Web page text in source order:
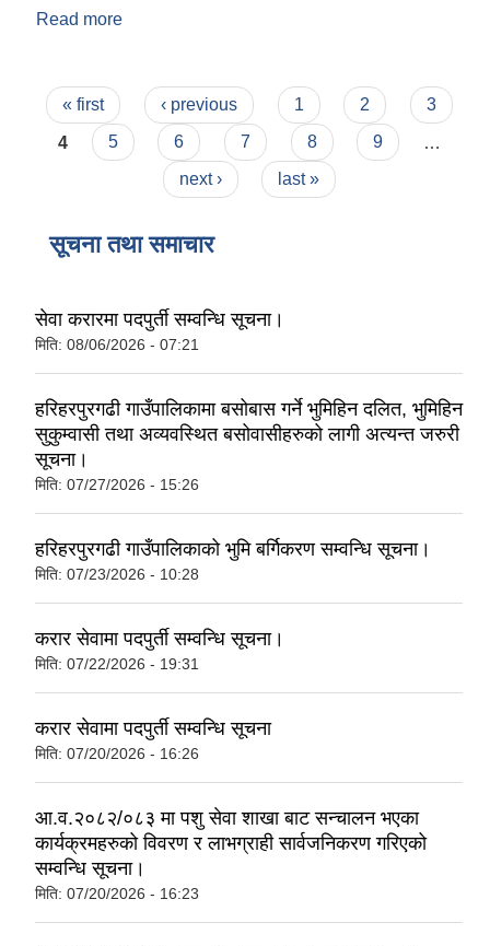
Read more
Pages
« first ‹ previous 1 2
3
4
5 6 7 8 9
…
next ›
last »
सूचना तथा समाचार
सेवा करारमा पदपुर्ती सम्वन्धि सूचना।
मिति: 08/06/2026 - 07:21
हरिहरपुरगढी गाउँपालिकामा बसोबास गर्ने भुमिहिन दलित, भुमिहिन
सुकुम्वासी तथा अव्यवस्थित बसोवासीहरुको लागी अत्यन्त जरुरी
सूचना।
मिति: 07/27/2026 - 15:26
हरिहरपुरगढी गाउँपालिकाको भुमि बर्गिकरण सम्वन्धि सूचना।
मिति: 07/23/2026 - 10:28
करार सेवामा पदपुर्ती सम्वन्धि सूचना।
मिति: 07/22/2026 - 19:31
करार सेवामा पदपुर्ती सम्वन्धि सूचना
मिति: 07/20/2026 - 16:26
आ.व.२०८२/०८३ मा पशु सेवा शाखा बाट सन्चालन भएका
कार्यक्रमहरुको विवरण र लाभग्राही सार्वजनिकरण गरिएको
सम्वन्धि सूचना।
मिति: 07/20/2026 - 16:23